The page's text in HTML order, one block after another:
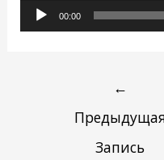
Аудиоплеер
00:00
←
Запись